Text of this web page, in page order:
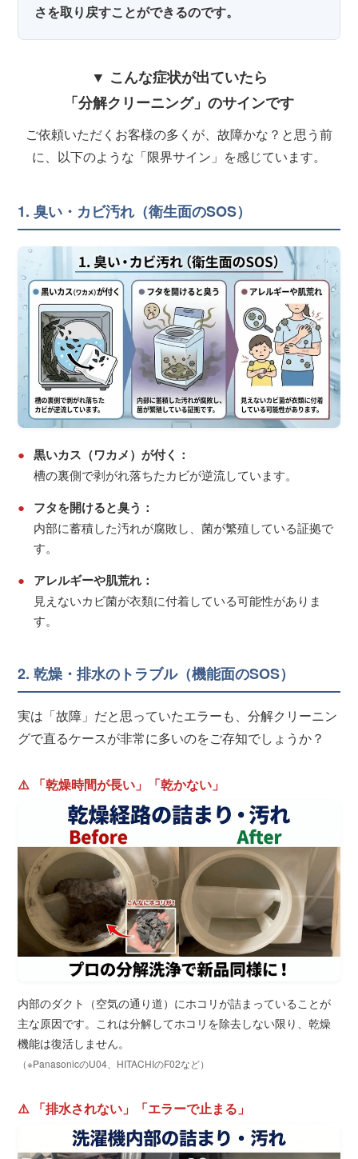
さを取り戻すことができるのです。
▼ こんな症状が出ていたら
「分解クリーニング」のサインです
ご依頼いただくお客様の多くが、故障かな？と思う前
に、以下のような「限界サイン」を感じています。
1. 臭い・カビ汚れ（衛生面のSOS）
● 黒いカス（ワカメ）が付く：
槽の裏側で剥がれ落ちたカビが逆流しています。
●
フタを開けると臭う：
内部に蓄積した汚れが腐敗し、菌が繁殖している証拠で
す。
●
アレルギーや肌荒れ：
見えないカビ菌が衣類に付着している可能性がありま
す。
2. 乾燥・排水のトラブル（機能面のSOS）
実は「故障」だと思っていたエラーも、分解クリーニン
グで直るケースが非常に多いのをご存知でしょうか？
⚠️ 「乾燥時間が長い」「乾かない」
内部のダクト（空気の通り道）にホコリが詰まっていることが
主な原因です。これは分解してホコリを除去しない限り、乾燥
機能は復活しません。
（※PanasonicのU04、HITACHIのF02など）
⚠️ 「排水されない」「エラーで止まる」